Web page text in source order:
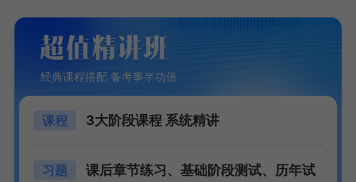
经典课程搭配 备考事半功倍
课程 3大阶段课程 系统精讲
习题
课后章节练习、基础阶段测试、历年试